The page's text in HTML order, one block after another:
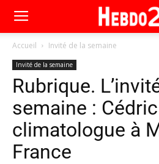
Accueil Invité de la semaine
Invité de la semaine
Rubrique.
semaine :
climatologue à
France